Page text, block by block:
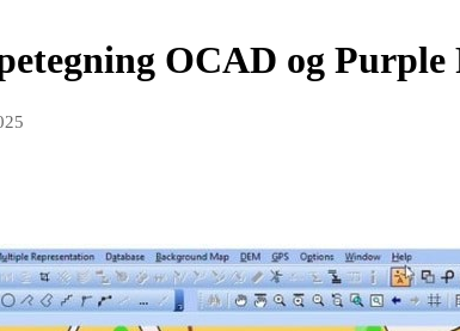
OCAD og Purple